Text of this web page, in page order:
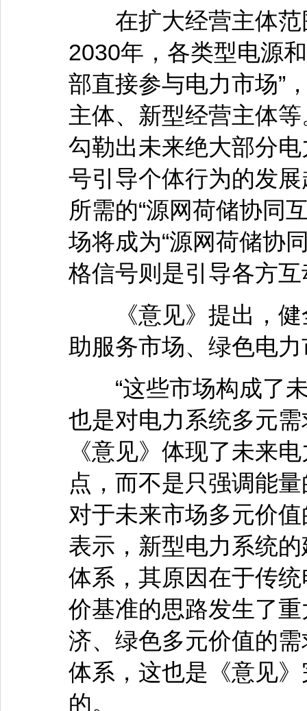
在扩大经营主体范
2030年，各类型电源
部直接参与电力市场”
主体、新型经营主体
勾勒出未来绝大部分
号引导个体行为的发
所需的“源网荷储协同
场将成为“源网荷储协
格信号则是引导各方互
《意见》提出，健
助服务市场、绿色电
“这些市场构成了未
也是对电力系统多元
《意见》体现了未来
点，而不是只强调能
对于未来市场多元价
表示，新型电力系统
体系，其原因在于传
价基准的思路发生了
济、绿色多元价值的
体系，这也是《意见
的。